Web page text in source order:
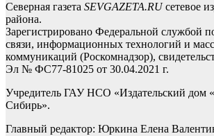
Северная газета SEVGAZETA.RUсетевое
района.
Зарегистрировано Федеральной службой
связи, информационных технологий и
коммуникаций (Роскомнадзор),
Эл № ФС77-81025 от 30.04.2021 г.
Учредитель ГАУ НСО «Издательский дом
Сибирь».
Главный редактор: Юркина Елена